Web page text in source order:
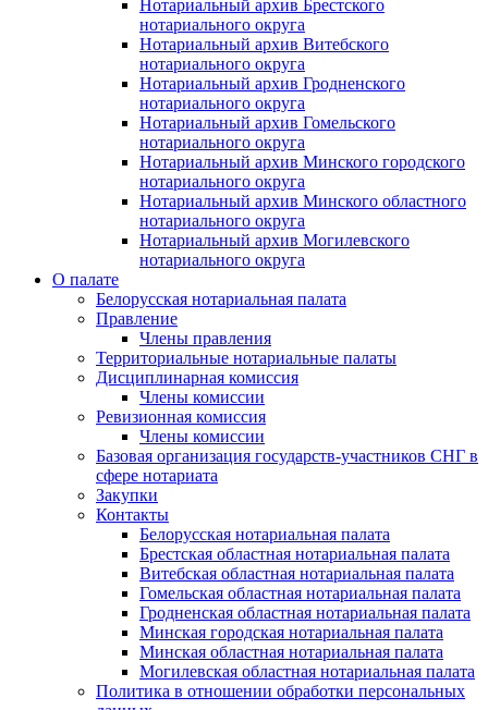
Нотариальный архив Брестского
нотариального округа
Нотариальный архив Витебского
нотариального округа
Нотариальный архив Гродненского
нотариального округа
Нотариальный архив Гомельского
нотариального округа
Нотариальный архив Минского городского
нотариального округа
Нотариальный архив Минского областного
нотариального округа
Нотариальный архив Могилевского
нотариального округа
О палате
Белорусская нотариальная палата
Правление
Члены правления
Территориальные нотариальные палаты
Дисциплинарная комиссия
Члены комиссии
Ревизионная комиссия
Члены комиссии
Базовая организация государств-участников СНГ в
сфере нотариата
Закупки
Контакты
Белорусская нотариальная палата
Брестская областная нотариальная палата
Витебская областная нотариальная палата
Гомельская областная нотариальная палата
Гродненская областная нотариальная палата
Минская городская нотариальная палата
Минская областная нотариальная палата
Могилевская областная нотариальная палата
Политика в отношении обработки персональных